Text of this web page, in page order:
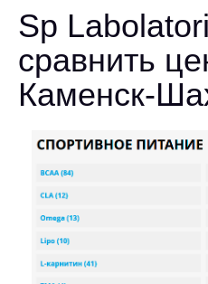
Sp
сравнить
Каменск-